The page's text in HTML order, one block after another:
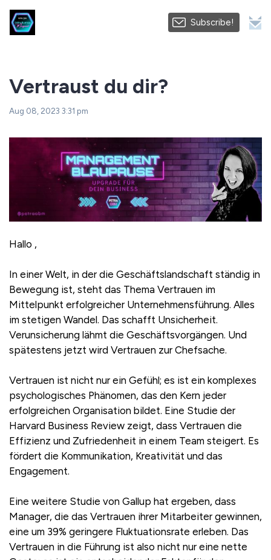
Subscribe!
Vertraust du dir?
Aug 08, 2023 3:31 pm
Hallo ,
In einer Welt, in der die Geschäftslandschaft ständig in
Bewegung ist, steht das Thema Vertrauen im
Mittelpunkt erfolgreicher Unternehmensführung. Alles
im stetigen Wandel. Das schafft Unsicherheit.
Verunsicherung lähmt die Geschäftsvorgängen. Und
spätestens jetzt wird Vertrauen zur Chefsache.
Vertrauen ist nicht nur ein Gefühl; es ist ein komplexes
psychologisches Phänomen, das den Kern jeder
erfolgreichen Organisation bildet. Eine Studie der
Harvard Business Review zeigt, dass Vertrauen die
Effizienz und Zufriedenheit in einem Team steigert. Es
fördert die Kommunikation, Kreativität und das
Engagement.
Eine weitere Studie von Gallup hat ergeben, dass
Manager, die das Vertrauen ihrer Mitarbeiter gewinnen,
eine um 39% geringere Fluktuationsrate erleben. Das
Vertrauen in die Führung ist also nicht nur eine nette